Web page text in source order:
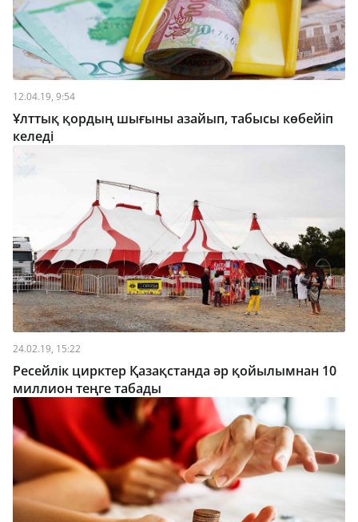
12.04.19, 9:54
Ұлттық қордың шығыны азайып, табысы көбейіп
келеді
24.02.19, 15:22
Ресейлік цирктер Қазақстанда әр қойылымнан 10
миллион теңге табады